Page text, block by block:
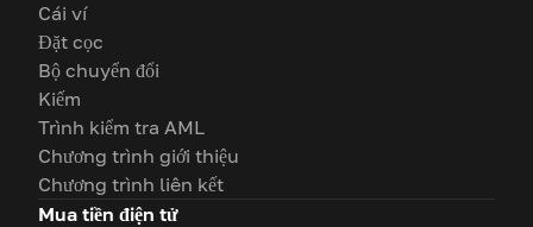
Cái ví
Đặt cọc
Bộ chuyển đổi
Kiếm
Trình kiểm tra AML
Chương trình giới thiệu
Chương trình liên kết
Mua tiền điện tử